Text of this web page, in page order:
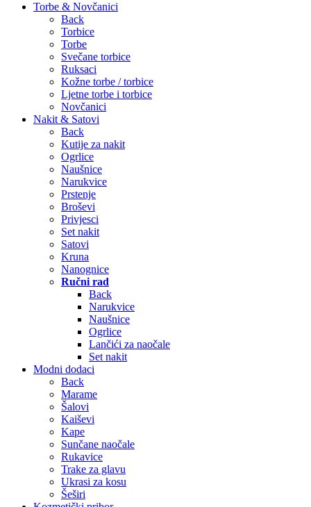
Torbe & Novčanici
Back
Torbice
Torbe
Svečane torbice
Ruksaci
Kožne torbe / torbice
Ljetne torbe i torbice
Novčanici
Nakit & Satovi
Back
Kutije za nakit
Ogrlice
Naušnice
Narukvice
Prstenje
Broševi
Privjesci
Set nakit
Satovi
Kruna
Nanognice
Ručni rad
Back
Narukvice
Naušnice
Ogrlice
Lančići za naočale
Set nakit
Modni dodaci
Back
Marame
Šalovi
Kaiševi
Kape
Sunčane naočale
Rukavice
Trake za glavu
Ukrasi za kosu
Šeširi